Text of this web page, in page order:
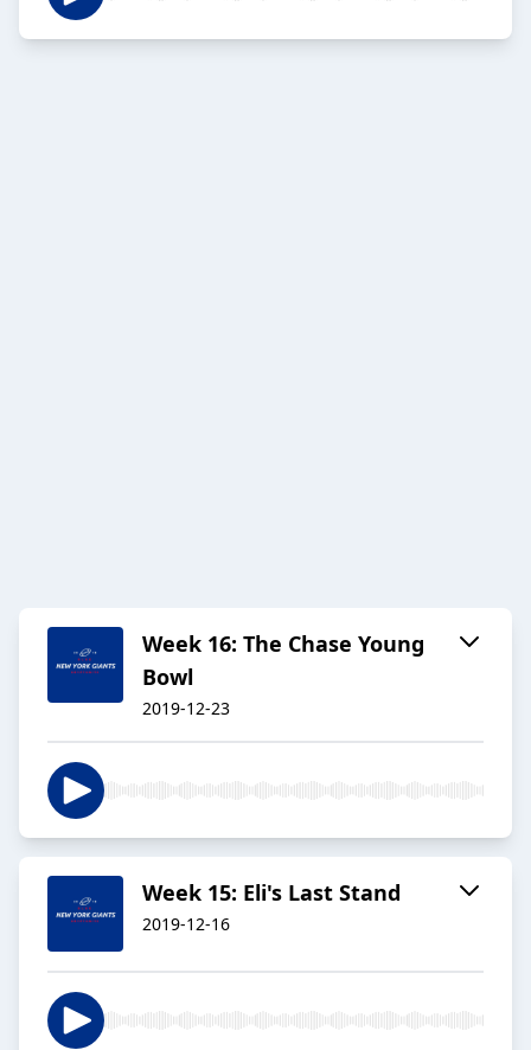
Week 16: The Chase Young
Bowl
2019-12-23
Week 15: Eli's Last Stand
2019-12-16